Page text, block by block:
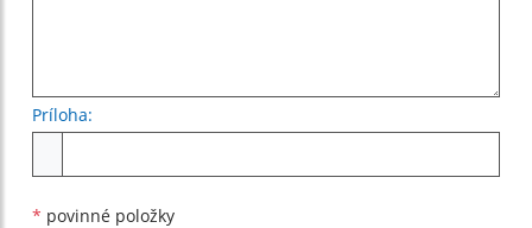
Príloha:
* povinné položky